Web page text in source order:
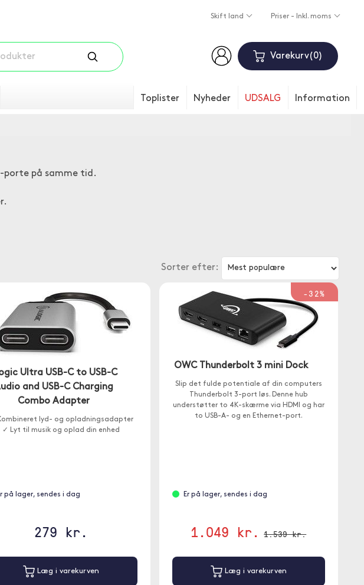
Skift land Priser - Inkl. moms
Varekurv 0
Toplister Nyheder UDSALG Information
porte på samme tid.
Sorter efter:
Ultra USB-C to USB-C
and USB-C Charging
Combo Adapter
lyd- og opladningsadapter
✓ Lyt til musik og oplad din enhed
på lager, sendes i dag
279 kr.
Læg i varekurven
-32%
OWC Thunderbolt 3 mini Dock
Slip det fulde potentiale af din computers
Thunderbolt 3-port løs. Denne hub
understøtter to 4K-skærme via HDMI og har
to USB-A- og en Ethernet-port.
Er på lager, sendes i dag
1.049 kr. 1.539 kr.
Læg i varekurven